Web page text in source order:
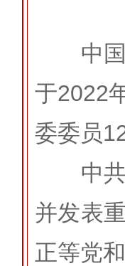
中国
于2022
委委员
中共
并发表
正等党